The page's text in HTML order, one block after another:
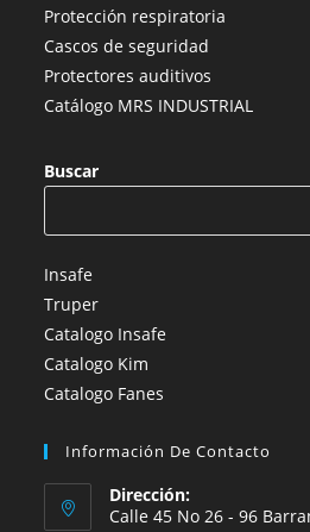
Protección respiratoria
Cascos de seguridad
Protectores auditivos
Catálogo MRS INDUSTRIAL
Buscar
Insafe
Truper
Catalogo Insafe
Catalogo Kim
Catalogo Fanes
Información De Contacto
Dirección:
Calle 45 No 26 - 96